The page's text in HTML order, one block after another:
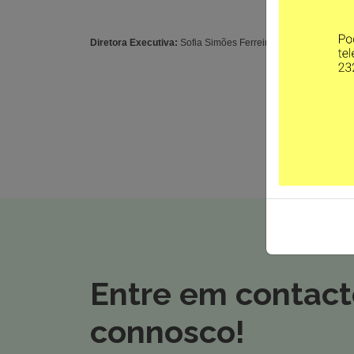
Diretora Executiva: Sofia Simões Ferreira
Entre em
connosco!